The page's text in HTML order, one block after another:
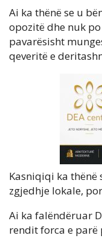
Ai ka thënë se u
opozitë dhe nuk
pavarësisht
qeveritë e
Kasniqiqi ka
zgjedhje lokale,
Ai ka falëndëruar
rendit forca e parë